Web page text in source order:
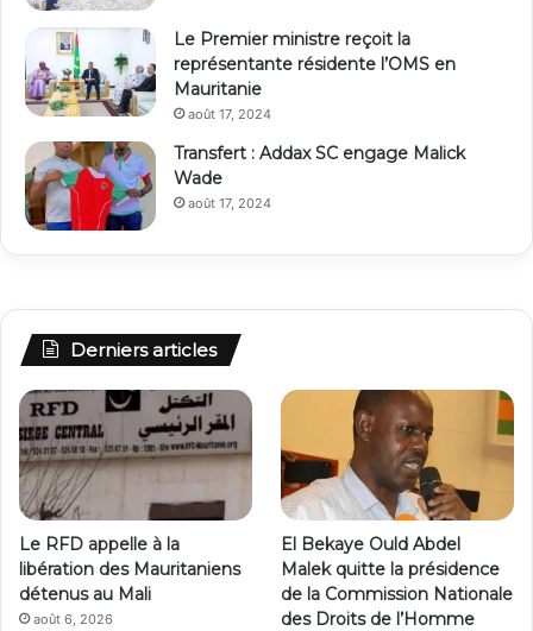
Le Premier ministre reçoit la
représentante résidente l’OMS en
Mauritanie
août 17, 2024
Transfert : Addax SC engage Malick
Wade
août 17, 2024
Derniers articles
Le RFD appelle à la
libération des Mauritaniens
détenus au Mali
août 6, 2026
El Bekaye Ould Abdel
Malek quitte la présidence
de la Commission Nationale
des Droits de l’Homme